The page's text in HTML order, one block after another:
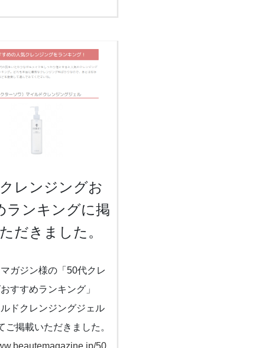
レンジングお
ランキングに掲
だきました。
ガジン様の「50代クレ
すすめランキング」
ドクレンジングジェル
ご掲載いただきました。